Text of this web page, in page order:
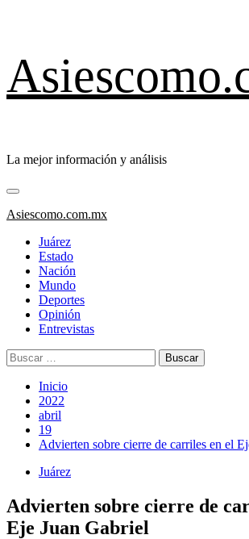
contenido
La mejor información y análisis
Menú
primario
Asiescomo.com.mx
Juárez
Estado
Nación
Mundo
Deportes
Opinión
Entrevistas
Buscar:
Inicio
2022
abril
19
Advierten sobre cierre de carriles en el
Juárez
Advierten sobre cierre de
Eje Juan Gabriel